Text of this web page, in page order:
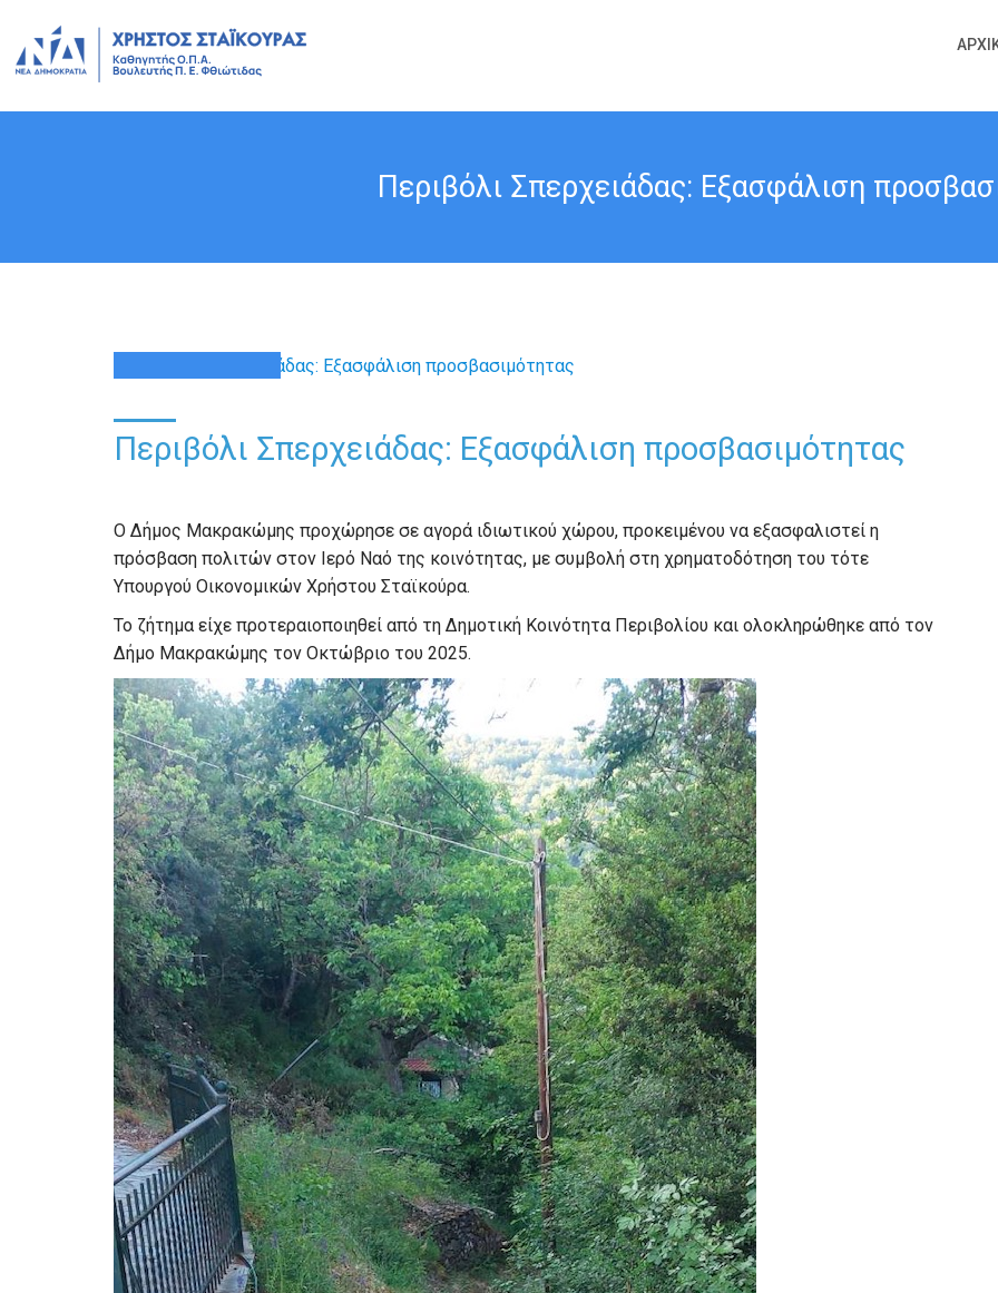
Περιβόλι Σπερχειάδας: Εξασφάλιση
Περιβόλι Σπερχειάδας: Εξασφάλιση προσβασιμότητας
Ο Δήμος Μακρακώμης προχώρησε σε αγορά ιδιωτικού χώρου, προκειμένου να εξασφαλιστεί η
πρόσβαση πολιτών στον Ιερό Ναό της κοινότητας, με συμβολή στη χρηματοδότηση του τότε
Υπουργού Οικονομικών Χρήστου Σταϊκούρα.
Το ζήτημα είχε προτεραιοποιηθεί από τη Δημοτική Κοινότητα Περιβολίου και ολοκληρώθηκε από τον
Δήμο Μακρακώμης τον Οκτώβριο του 2025.